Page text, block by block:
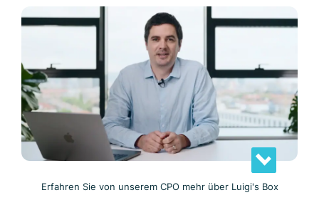
Erfahren Sie von unserem CPO mehr über Luigi's Box